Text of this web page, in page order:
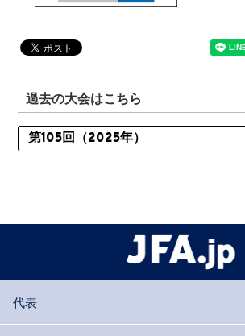
過去の大会はこちら
代表